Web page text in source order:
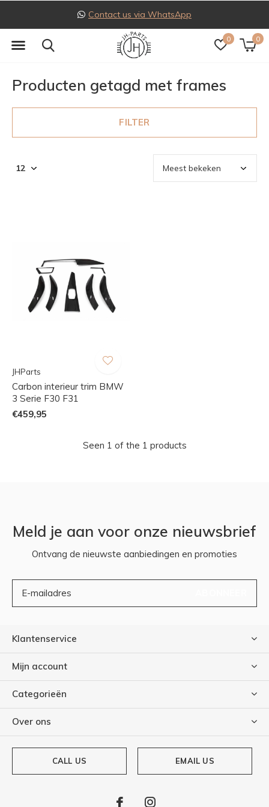
0 0
Contact us via WhatsApp
Producten getagd met frames
FILTER
JHParts
Carbon interieur trim BMW
3 Serie F30 F31
€459,95
Seen 1 of the 1 products
Meld je aan voor onze nieuwsbrief
Ontvang de nieuwste aanbiedingen en promoties
Klantenservice
Mijn account
Categorieën
Over ons
CALL US EMAIL US